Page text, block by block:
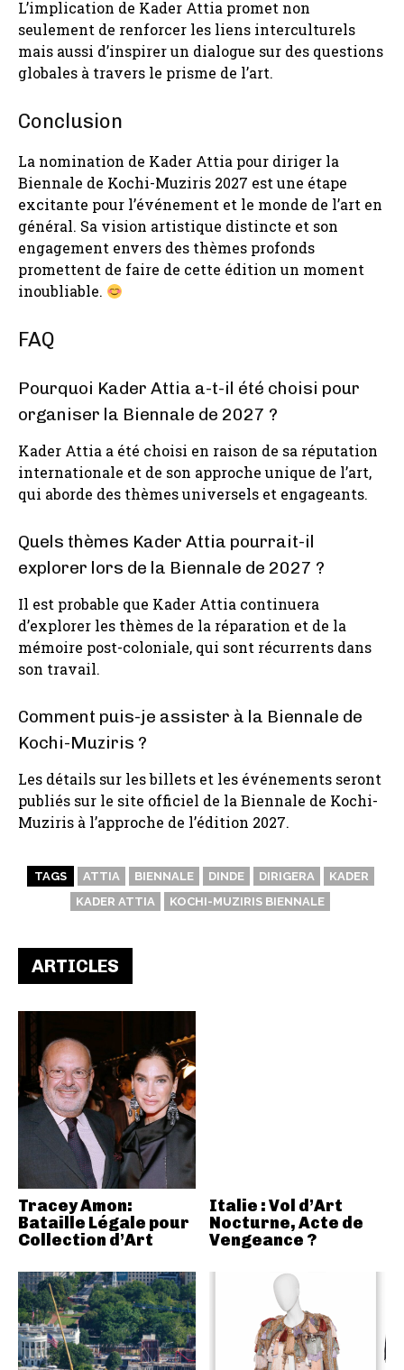
L’implication de Kader Attia promet non
seulement de renforcer les liens interculturels
mais aussi d’inspirer un dialogue sur des questions
globales à travers le prisme de l’art.
Conclusion
La nomination de Kader Attia pour diriger la
Biennale de Kochi-Muziris 2027 est une étape
excitante pour l’événement et le monde de l’art en
général. Sa vision artistique distincte et son
engagement envers des thèmes profonds
promettent de faire de cette édition un moment
inoubliable.
FAQ
Pourquoi Kader Attia a-t-il été choisi pour
organiser la Biennale de 2027 ?
Kader Attia a été choisi en raison de sa réputation
internationale et de son approche unique de l’art,
qui aborde des thèmes universels et engageants.
Quels thèmes Kader Attia pourrait-il
explorer lors de la Biennale de 2027 ?
Il est probable que Kader Attia continuera
d’explorer les thèmes de la réparation et de la
mémoire post-coloniale, qui sont récurrents dans
son travail.
Comment puis-je assister à la Biennale de
Kochi-Muziris ?
Les détails sur les billets et les événements seront
publiés sur le site officiel de la Biennale de Kochi-
Muziris à l’approche de l’édition 2027.
TAGS ATTIA BIENNALE DINDE DIRIGERA
KADER
KADER ATTIA
KOCHI-MUZIRIS BIENNALE
ARTICLES
Tracey Amon:
Bataille Légale pour
Collection d’Art
Italie : Vol d’Art
Nocturne, Acte de
Vengeance ?